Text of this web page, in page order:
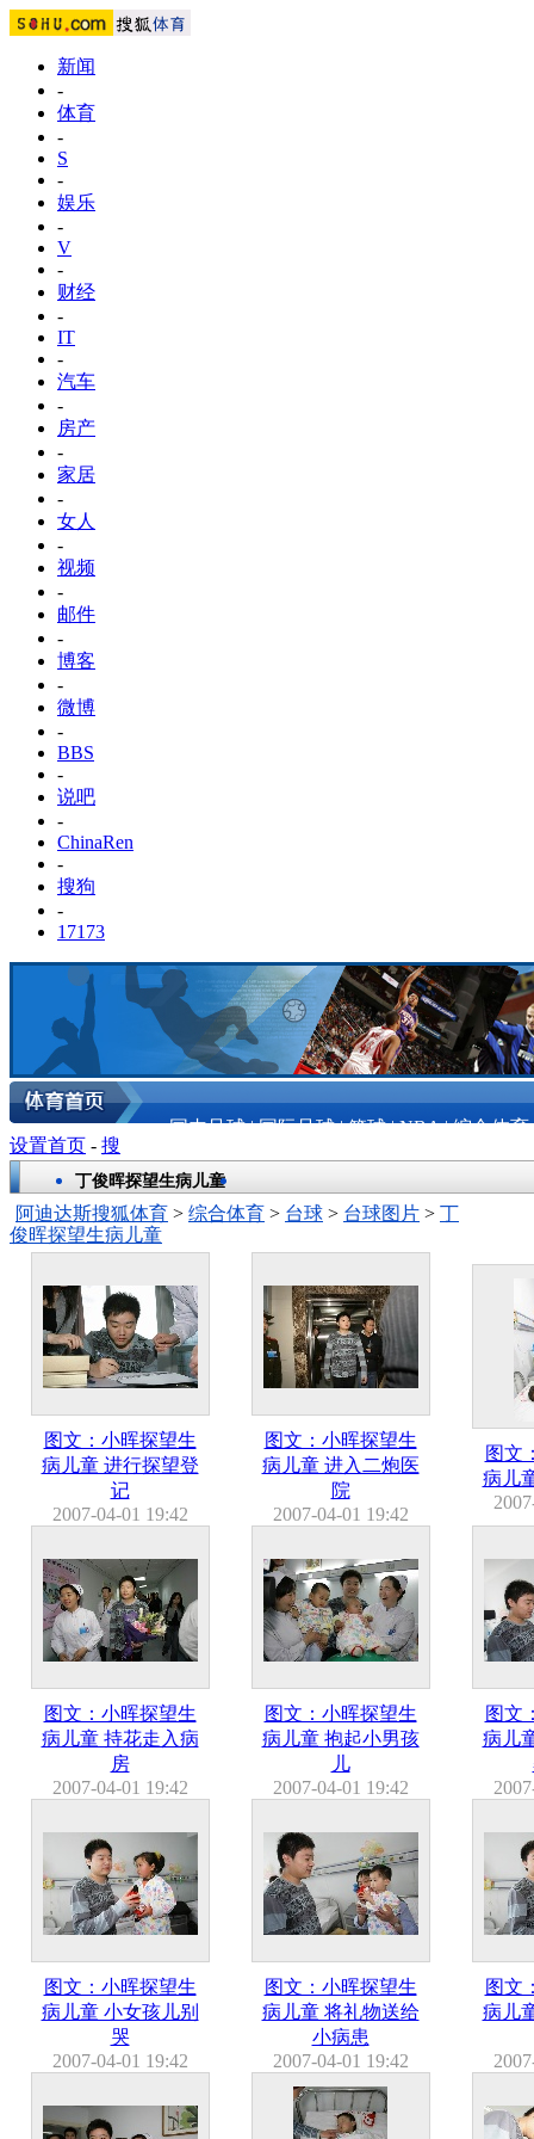
新闻
-
体育
-
S
-
娱乐
-
V
-
财经
-
IT
-
汽车
-
房产
-
家居
-
女人
-
视频
-
邮件
-
博客
-
微博
-
BBS
-
说吧
-
ChinaRen
-
搜狗
-
17173
国内足球|国际足球|篮球|NBA|综合体育
丁俊晖探望生病儿童
阿迪达斯搜狐体育 > 综合体育 > 台球 > 台球图片 > 丁
俊晖探望生病儿童
图文：小晖探望生
病儿童 进行探望登
记
2007-04-01 19:42
图文：小晖探望生
病儿童 进入二炮医
院
2007-04-01 19:42
图文
病儿
图文：小晖探望生
病儿童 持花走入病
房
2007-04-01 19:42
图文：小晖探望生
病儿童 抱起小男孩
儿
2007-04-01 19:42
图文
病儿
图文：小晖探望生
病儿童 小女孩儿别
哭
2007-04-01 19:42
图文：小晖探望生
病儿童 将礼物送给
小病患
2007-04-01 19:42
图文
病儿
设置首页 - 搜